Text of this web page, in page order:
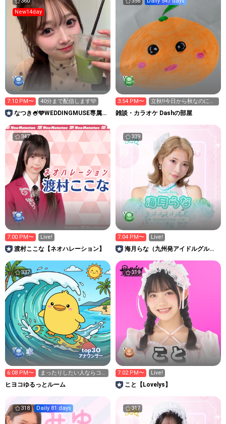
New14day
7:10 PM〜 40分まで配信します🩵
なつき🍧🩵WEDDINGMUSE専属モ
3:54 PM〜
立秋‼️今日から秋なのに暑
い💦ミッションにどうぞ
雑談・カラオケ Dashの部屋
347
7:00 PM〜 Live!
渡村ここな【ネオハレーション】
339
7:04 PM〜 Live!
海月らな（九州発アイドルグルー
337
top30
アナウンサー
6:08 PM〜
まったりしたい人ならコ
ーコ❣️
ヒヨコゆるっとルーム
319
7:02 PM〜 Live!
こと【Lovelys】
318 Daily 81 days 317